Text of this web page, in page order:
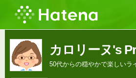
カロリーヌ's
50代からの穏やかで楽しいラ